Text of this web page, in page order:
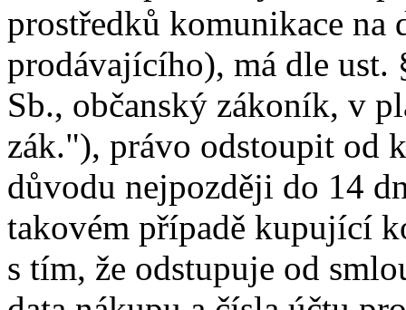
prostředků komunikace na
prodávajícího), má dle ust.
Sb., občanský zákoník, v
zák."), právo odstoupit od
důvodu nejpozději do 14
takovém případě kupující
s tím, že odstupuje od